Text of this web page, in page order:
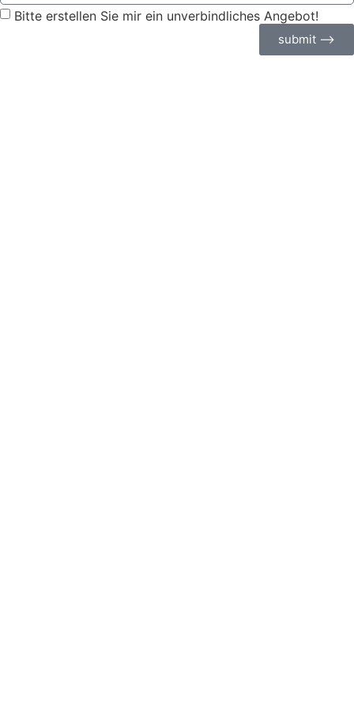
Bitte erstellen Sie mir ein unverbindliches Angebot!
submit ⟶